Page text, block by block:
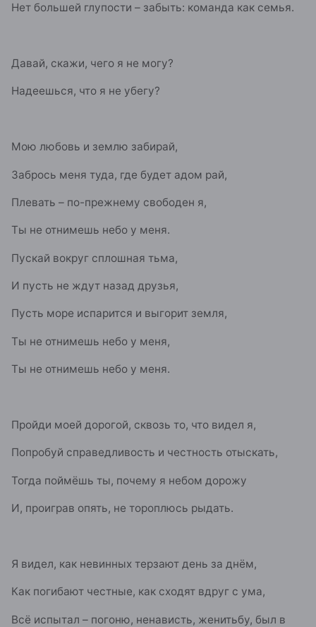
Нет большей глупости – забыть: команда как семья.
Давай, скажи, чего я не могу?
Надеешься, что я не убегу?
Мою любовь и землю забирай,
Забрось меня туда, где будет адом рай,
Плевать – по-прежнему свободен я,
Ты не отнимешь небо у меня.
Пускай вокруг сплошная тьма,
И пусть не ждут назад друзья,
Пусть море испарится и выгорит земля,
Ты не отнимешь небо у меня,
Ты не отнимешь небо у меня.
Пройди моей дорогой, сквозь то, что видел я,
Попробуй справедливость и честность отыскать,
Тогда поймёшь ты, почему я небом дорожу
И, проиграв опять, не тороплюсь рыдать.
Я видел, как невинных терзают день за днём,
Как погибают честные, как сходят вдруг с ума,
Всё испытал – погоню, ненависть, женитьбу, был в